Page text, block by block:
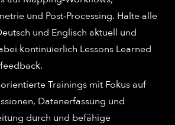
und Post‑Processing. Halte alle
und Englisch aktuell und
kontinuierlich Lessons Learned
Trainings mit Fokus auf
Datenerfassung und
durch und befähige